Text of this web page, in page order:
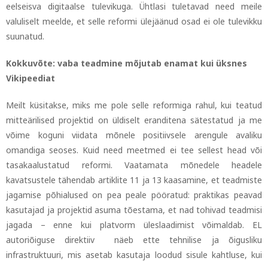
eelseisva digitaalse tulevikuga. Ühtlasi tuletavad need meile
valuliselt meelde, et selle reformi ülejäänud osad ei ole tulevikku
suunatud.
Kokkuvõte: vaba teadmine mõjutab enamat kui üksnes
Vikipeediat
Meilt küsitakse, miks me pole selle reformiga rahul, kui teatud
mitteärilised projektid on üldiselt eranditena sätestatud ja me
võime koguni viidata mõnele positiivsele arengule avaliku
omandiga seoses. Kuid need meetmed ei tee sellest head või
tasakaalustatud reformi. Vaatamata mõnedele headele
kavatsustele tähendab artiklite 11 ja 13 kaasamine, et teadmiste
jagamise põhialused on pea peale pööratud: praktikas peavad
kasutajad ja projektid asuma tõestama, et nad tohivad teadmisi
jagada – enne kui platvorm üleslaadimist võimaldab. EL
autoriõiguse direktiiv näeb ette tehnilise ja õigusliku
infrastruktuuri, mis asetab kasutaja loodud sisule kahtluse, kui